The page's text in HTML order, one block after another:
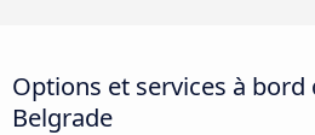
Options et services à bord
Belgrade